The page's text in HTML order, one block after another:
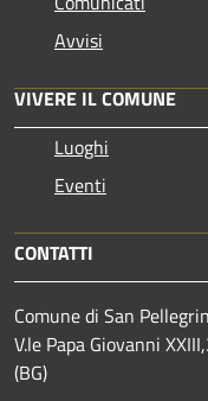
Avvisi
VIVERE IL COMUNE
Luoghi
Eventi
CONTATTI
Comune di San
V.le Papa Giovanni
(BG)